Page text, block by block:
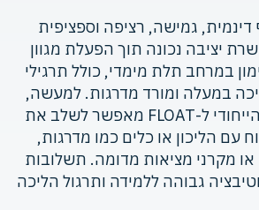
גמישה, רציפה וספציפית
יציבה נכונה תוך הפעלת מגוון
במרחב תלת מימדי, כולל תרגילי
במעלה ומורד מדרגות. למעשה,
החופש הרב-כיווני הייחודי ל-FLOAT מאפשר לשלב את
הליכון או כלים כמו מדרגות,
או מקרני מציאות מדומה. תשלובות
גבוהה ללמידה ותרגול הליכה